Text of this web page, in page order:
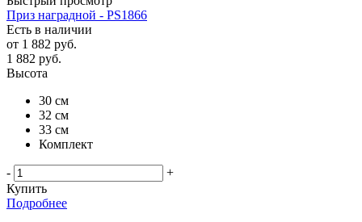
Приз наградной - PS1866
Есть в наличии
от 1 882 руб.
1 882 руб.
Высота
30 см
32 см
33 см
Комплект
-
+
Купить
Подробнее